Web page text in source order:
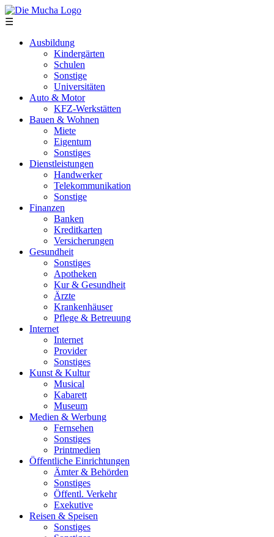
Direkt zum Inhalt
☰
Ausbildung
Kindergärten
Schulen
Sonstige
Universitäten
Auto & Motor
KFZ-Werkstätten
Bauen & Wohnen
Miete
Eigentum
Sonstiges
Dienstleistungen
Handwerker
Telekommunikation
Sonstige
Finanzen
Banken
Kreditkarten
Versicherungen
Gesundheit
Sonstiges
Apotheken
Kur & Gesundheit
Ärzte
Krankenhäuser
Pflege & Betreuung
Internet
Internet
Provider
Sonstiges
Kunst & Kultur
Musical
Kabarett
Museum
Medien & Werbung
Fernsehen
Sonstiges
Printmedien
Öffentliche Einrichtungen
Ämter & Behörden
Sonstiges
Öffentl. Verkehr
Exekutive
Reisen & Speisen
Sonstiges